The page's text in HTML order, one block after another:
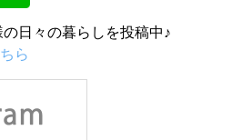
日々の暮らしを投稿中♪
ら